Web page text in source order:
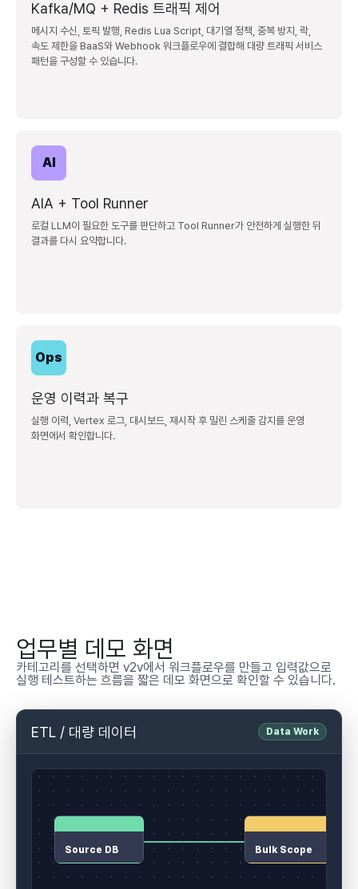
Kafka/MQ + Redis 트래픽 제어
메시지 수신, 토픽 발행, Redis Lua Script, 대기열 정책, 중복 방지, 락,
속도 제한을 BaaS와 Webhook 워크플로우에 결합해 대량 트래픽 서비스
패턴을 구성할 수 있습니다.
AI
AIA + Tool Runner
로컬 LLM이 필요한 도구를 판단하고 Tool Runner가 안전하게 실행한 뒤
결과를 다시 요약합니다.
Ops
운영 이력과 복구
실행 이력, Vertex 로그, 대시보드, 재시작 후 밀린 스케줄 감지를 운영
화면에서 확인합니다.
업무별 데모 화면
카테고리를 선택하면 v2v에서 워크플로우를 만들고 입력값으로
실행 테스트하는 흐름을 짧은 데모 화면으로 확인할 수 있습니다.
ETL / 대량 데이터 Data Work
Source DB Bulk Scope